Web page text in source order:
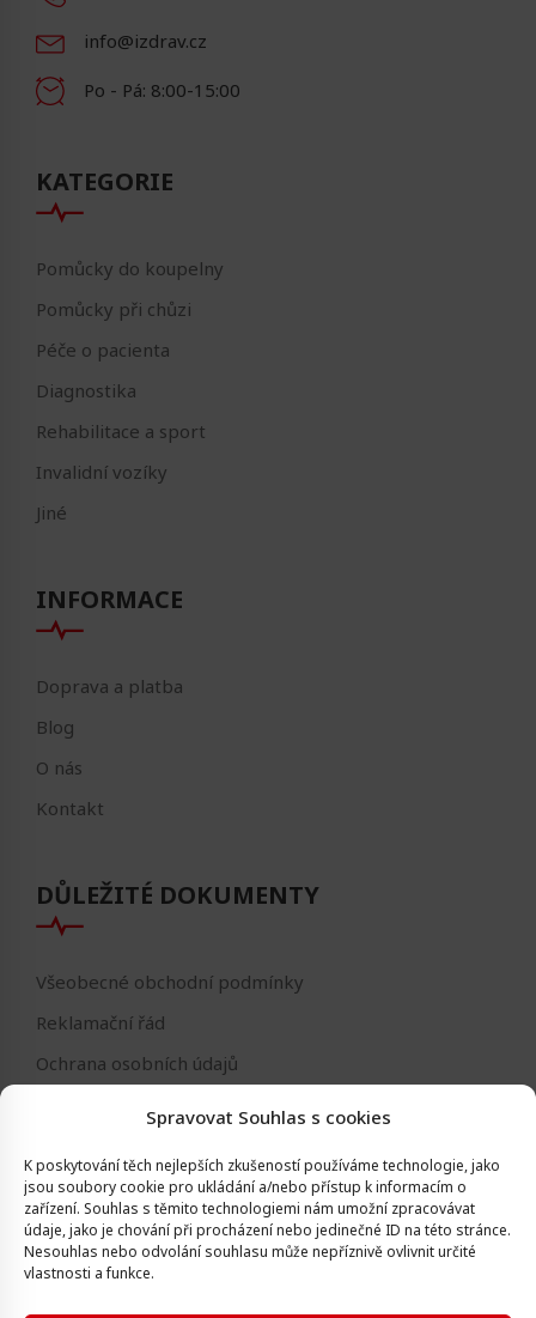
Spravovat Souhlas s cookies
K poskytování těch nejlepších zkušeností používáme technologie, jako
jsou soubory cookie pro ukládání a/nebo přístup k informacím o
zařízení. Souhlas s těmito technologiemi nám umožní zpracovávat
údaje, jako je chování při procházení nebo jedinečné ID na této stránce.
Nesouhlas nebo odvolání souhlasu může nepříznivě ovlivnit určité
vlastnosti a funkce.
info@izdrav.cz
Po - Pá: 8:00-15:00
KATEGORIE
Pomůcky do koupelny
Pomůcky při chůzi
Péče o pacienta
Diagnostika
Rehabilitace a sport
Invalidní vozíky
Jiné
INFORMACE
Doprava a platba
Blog
O nás
Kontakt
DŮLEŽITÉ DOKUMENTY
Všeobecné obchodní podmínky
Reklamační řád
Ochrana osobních údajů
Formulář - odstoupení od smlouvy
Odstoupení od smlouvy